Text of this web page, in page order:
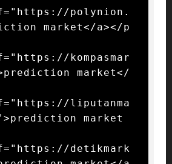
polynion.
market</a></p
kompasmar
market</
liputanma
market
detikmark